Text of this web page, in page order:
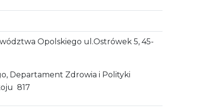
Opolskiego ul.Ostrówek 5, 45-
Departament Zdrowia i Polityki
817